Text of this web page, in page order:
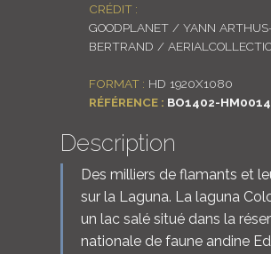
CRÉDIT :
GOODPLANET / YANN
BERTRAND /
FORMAT : HD 1920X1080
RÉFÉRENCE : BO1402-
Description
Des milliers de flamants et
sur la Laguna. La laguna
un lac salé situé dans la
nationale de faune andine